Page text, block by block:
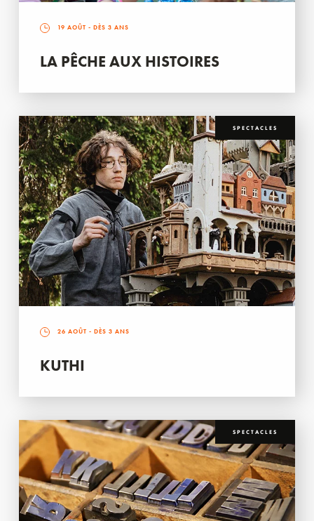
19 AOÛT - DÈS 3 ANS
LA PÊCHE AUX HISTOIRES
SPECTACLES
26 AOÛT - DÈS 3 ANS
KUTHI
SPECTACLES